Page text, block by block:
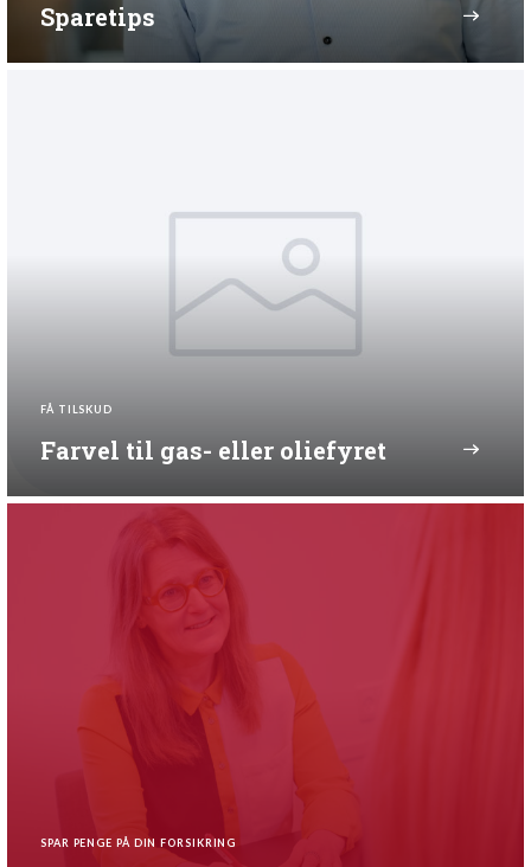
Sparetips
FÅ TILSKUD
Farvel til gas- eller oliefyret
SPAR PENGE PÅ DIN FORSIKRING